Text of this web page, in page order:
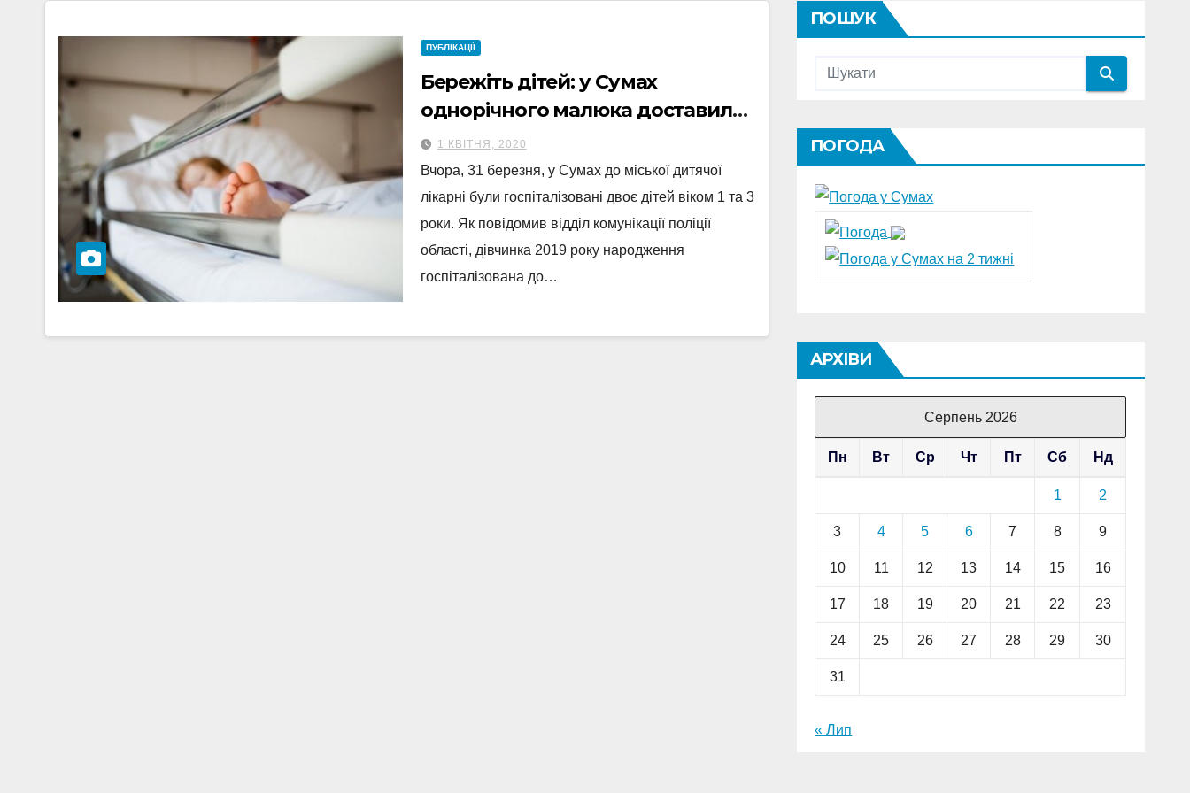
ПУБЛІКАЦІЇ
Бережіть дітей: у Сумах
однорічного малюка доставили
в лікарню з опіками
1 КВІТНЯ, 2020
Вчора, 31 березня, у Сумах до міської дитячої
лікарні були госпіталізовані двоє дітей віком 1 та 3
роки. Як повідомив відділ комунікації поліції
області, дівчинка 2019 року народження
госпіталізована до…
ПОШУК
ПОГОДА
АРХІВИ
Серпень 2026
Пн Вт Ср Чт Пт Сб Нд
1 2
3 4 5 6 7 8 9
10 11 12 13 14 15 16
17 18 19 20 21 22 23
24 25 26 27 28 29 30
31
« Лип